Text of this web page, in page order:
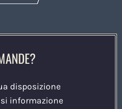
disposizione
informazione